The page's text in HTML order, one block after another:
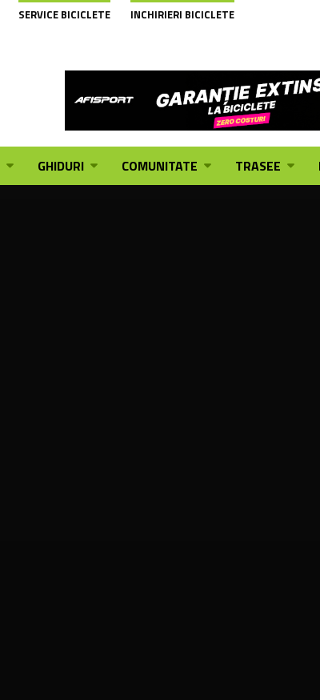
SERVICE BICICLETE INCHIRIERI BICICLETE
GHIDURI COMUNITATE TRASEE